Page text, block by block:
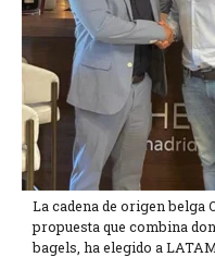
La cadena de origen belga
propuesta que combina
bagels, ha elegido a